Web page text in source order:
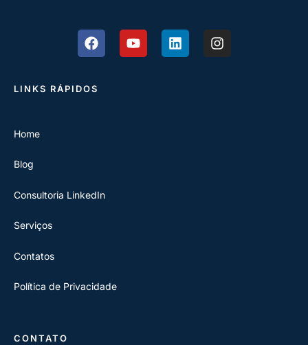
LINKS RÁPIDOS
Home
Blog
Consultoria LinkedIn
Serviços
Contatos
Política de Privacidade
CONTATO